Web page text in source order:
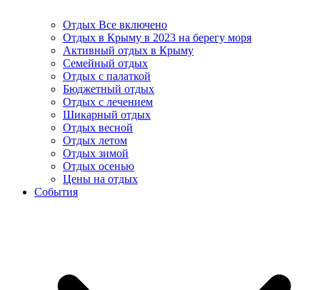
Отдых Все включено
Отдых в Крыму в 2023 на берегу моря
Активный отдых в Крыму
Семейный отдых
Отдых с палаткой
Бюджетный отдых
Отдых с лечением
Шикарный отдых
Отдых весной
Отдых летом
Отдых зимой
Отдых осенью
Цены на отдых
События